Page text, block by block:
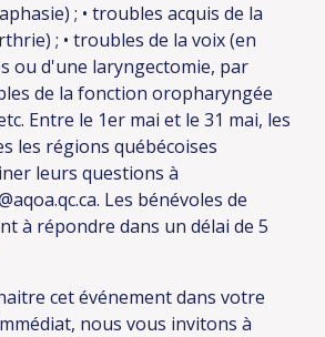
; • troubles acquis de la
; • troubles de la voix (en
ou d'une laryngectomie, par
de la fonction oropharyngée
Entre le 1er mai et le 31 mai, les
les régions québécoises
leurs questions à
Les bénévoles de
à répondre dans un délai de 5
cet événement dans votre
nous vous invitons à